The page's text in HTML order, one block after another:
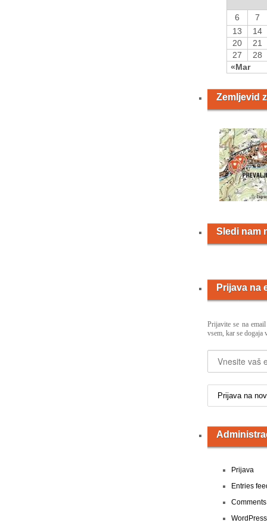
«Mar
6
7
13
14
20
21
27
28
Zemljevid
Sledi nam
Prijava na
Prijavite se na
vsem, kar se dogaja
Prijava
Entries